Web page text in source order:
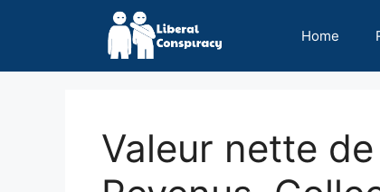
Home
Valeur nette de